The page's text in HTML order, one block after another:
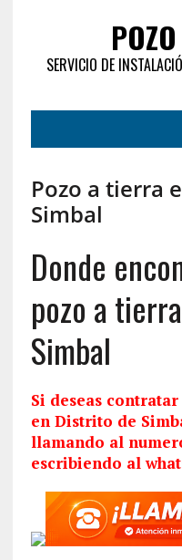
SERVICIO DE
Pozo a tierra
Simbal
Donde
pozo a
Simbal
Si deseas
en Distrito de
llamando al
escribiendo al